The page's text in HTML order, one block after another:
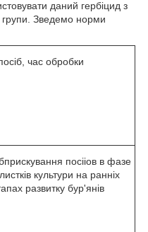
даний гербіцид з
Зведемо норми
час обробки
посііов в фазе
культури на ранніх
развитку бур'янів